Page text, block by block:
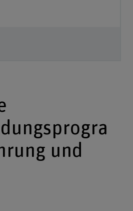
und